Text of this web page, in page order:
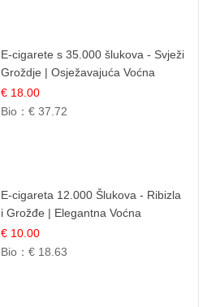
E-cigarete s 35.000 šlukova - Svježi
Groždje | Osježavajuća Voćna
Aroma
€ 18.00
Bio：€ 37.72
E-cigareta 12.000 Šlukova - Ribizla
i Grožđe | Elegantna Voćna
Kombinacija
€ 10.00
Bio：€ 18.63